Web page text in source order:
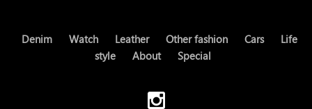
Denim Watch Leather Other fashion Cars
Life
style
About Special